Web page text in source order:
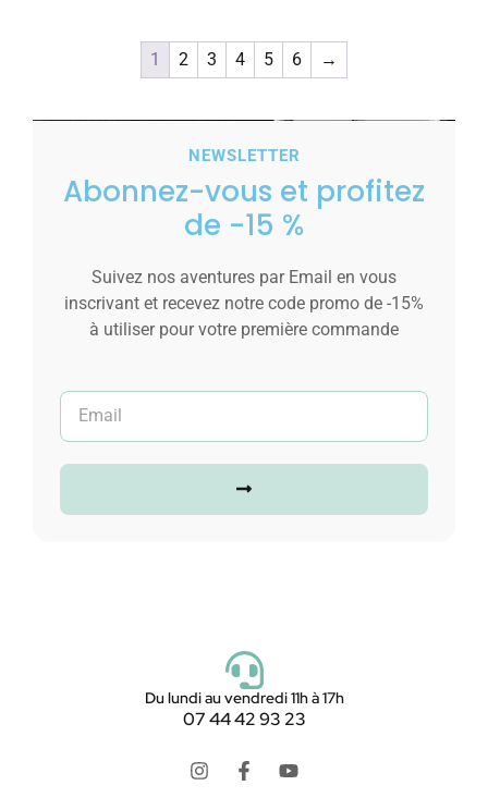
1 2 3 4 5 6 →
NEWSLETTER
Abonnez-vous et profitez
de -15 %
Suivez nos aventures par Email en vous
inscrivant et recevez notre code promo de -15%
à utiliser pour votre première commande
Du lundi au vendredi 11h à 17h
07 44 42 93 23